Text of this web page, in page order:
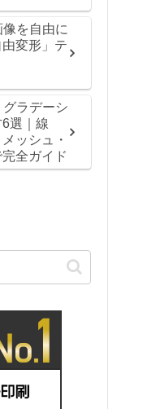
像を自由に
変形」テ
グラデーシ
6選｜線
ッシュ・
全ガイド